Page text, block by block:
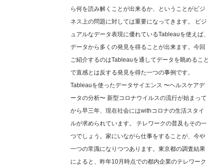
ら何を読み解くことが出来るか、ということがビジ
ネス上の問題に対しては重要になってきます。 ビジ
ュアルなデータ表現に優れているTableauを使えば、
データから多くの発見を得ることが出来ます。今回
ご紹介するのはTableauを通してデータを眺めること
で直感とは反する発見を得た一つの事例です。
Tableauを使ったデータサイエンス 〜ヘルスケアデ
ータの分析〜 新型コロナウイルスの流行が始まって
から早三年、現在社会にはwithコロナの生活スタイ
ルが求められています。 テレワークの普及もその一
つでしょう。家にいながら仕事をすることが、今や
一つの常識になりつつあります。東京都の調査結果
によると、昨年10月時点での都内企業のテレワーク